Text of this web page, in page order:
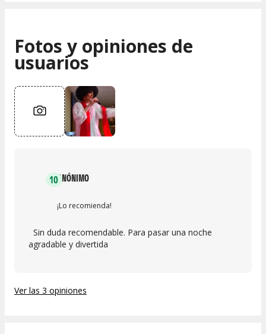
Fotos y opiniones de
usuarios
10ANÓNIMO
¡Lo recomienda!
Sin duda recomendable. Para pasar una noche
agradable y divertida
Ver las 3 opiniones